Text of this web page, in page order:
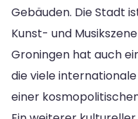
Gebäuden. Die Stadt
Kunst- und
Groningen hat auch
die viele internationale
einer